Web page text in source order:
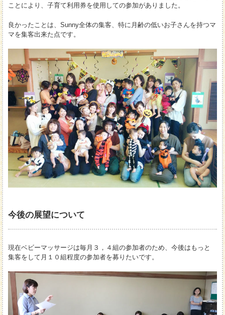
ことにより、子育て利用券を使用しての参加がありました。
良かったことは、Sunny全体の集客、特に月齢の低いお子さんを持つマ
マを集客出来た点です。
今後の展望について
現在ベビーマッサージは毎月３，４組の参加者のため、今後はもっと
集客をして月１０組程度の参加者を募りたいです。